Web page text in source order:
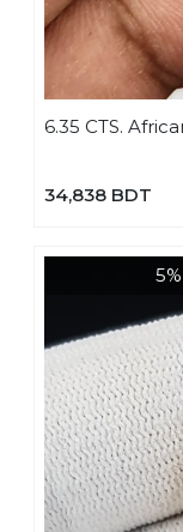
6.35 CTS.
34,838 BDT